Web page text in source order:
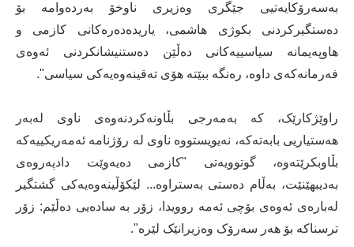
بەسەرۆکایەتیی جێگری وەزیری ناوخۆ بەردەوامە بۆ
دەستگیرکردنی بکوژی هاشمی، یاریدەدەرەکانی کازمی و
هاوپەیمانە سیاسییەکانی دەڵێن دەستنیشانکردنی ئەوەی
فەرمانەکەی داوە، رەنگە ببێتە هۆی تەقینەوەیەکی سیاسی".
راوێژکارێک، کە بەمەرجی بڵاونەکردنەوەی ناوی لەبەر
هەستیاریی بابەتەکە، نەیویستووە ناوی لە رۆژنامە ئەمەریکییەکە
بڵاوبکرێتەوە، گوتوویەتی "کازمی دەیەوێت دادپەروەی
بەدیبهێنێت، بەڵام دەستی بەستراوە... لێکۆڵینەوەیەکی گشتگیر
لەبارەی ئەوەی بۆچی ئەمە روویدا، زۆر بە سادەیی دەڵێم: زۆر
ترسناکە بۆ هەر سەرۆک وەزیرانێک لێرە".